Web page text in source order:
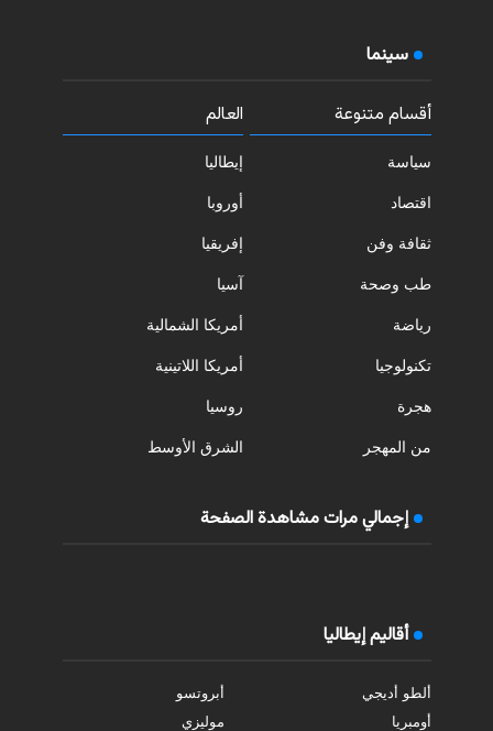
سينما
أقسام متنوعة
سياسة
اقتصاد
ثقافة وفن
طب وصحة
رياضة
تكنولوجيا
هجرة
من المهجر
العالم
إيطاليا
أوروبا
إفريقيا
آسيا
أمريكا الشمالية
أمريكا اللاتينية
روسيا
الشرق الأوسط
إجمالي مرات مشاهدة الصفحة
أقاليم إيطاليا
ألطو أديجي
أبروتسو
أومبريا
موليزي